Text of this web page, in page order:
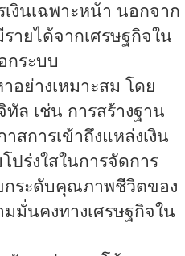
งินเฉพาะหน้า นอกจาก
ายได้จากเศรษฐกิจใน
กระบบ
อย่างเหมาะสม โดย
ล เช่น การสร้างฐาน
สการเข้าถึงแหล่งเงิน
ปร่งใสในการจัดการ
กระดับคุณภาพชีวิตของ
มั่นคงทางเศรษฐกิจใน